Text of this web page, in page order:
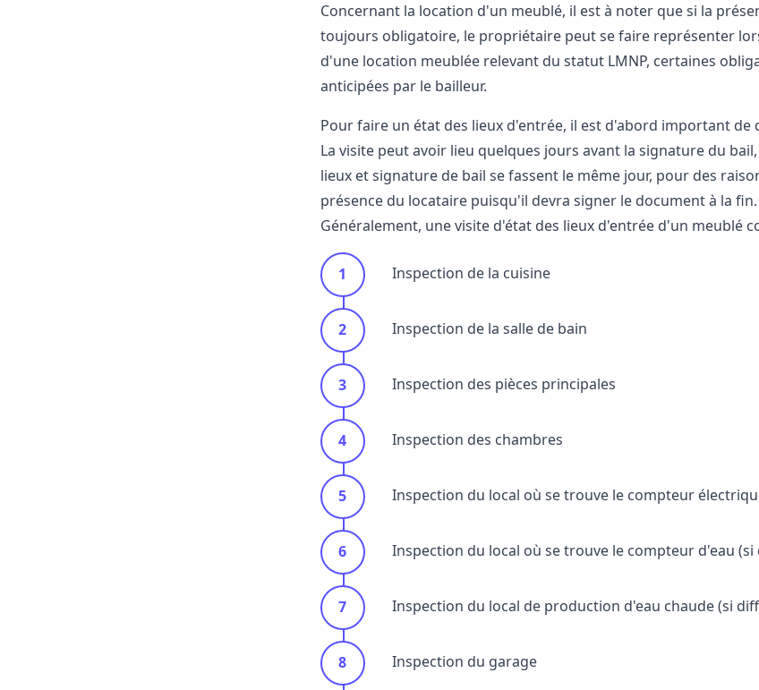
Concernant la location d'un meublé, il est à noter que si la
toujours obligatoire, le propriétaire peut se faire représenter
d'une location meublée relevant du statut LMNP, certaines
anticipées par le bailleur.
Pour faire un état des lieux d'entrée, il est d'abord important
La visite peut avoir lieu quelques jours avant la signature du
lieux et signature de bail se fassent le même jour, pour des
présence du locataire puisqu'il devra signer le document à la fin.
Généralement, une visite d'état des lieux d'entrée d'un meublé
Inspection de la cuisine
Inspection de la salle de bain
Inspection des pièces principales
Inspection des chambres
Inspection du local où se trouve le compteur
Inspection du local où se trouve le compteur d'eau
Inspection du local de production d'eau chaude (si
Inspection du garage